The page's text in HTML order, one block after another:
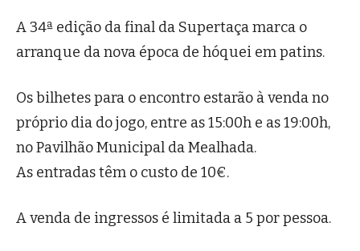
A 34ª edição da final da Supertaça marca o
arranque da nova época de hóquei em patins.
Os bilhetes para o encontro estarão à venda no
próprio dia do jogo, entre as 15:00h e as 19:00h,
no Pavilhão Municipal da Mealhada.
As entradas têm o custo de 10€.
A venda de ingressos é limitada a 5 por pessoa.